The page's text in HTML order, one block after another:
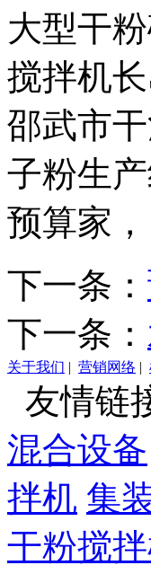
大型干
搅拌机
邵武市
子粉生
预算家，
下一条：
下一条：
关于我们 | 营销网络 |
友情链
混合设备
拌机 集
干粉搅